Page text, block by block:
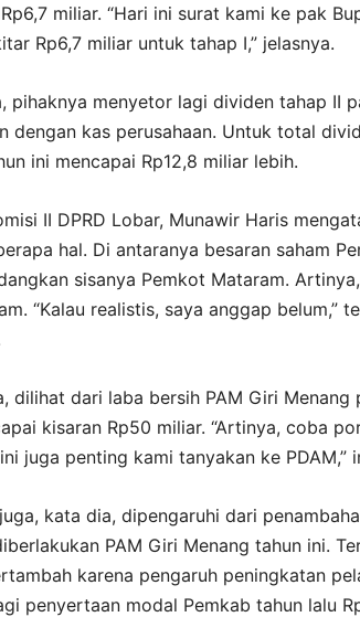
miliar. “Hari ini surat kami ke pak
Rp6,7 miliar untuk tahap I,” jelasnya.
pihaknya menyetor lagi dividen tahap II
dengan kas perusahaan. Untuk total
ini mencapai Rp12,8 miliar lebih.
II DPRD Lobar, Munawir Haris
hal. Di antaranya besaran saham
sisanya Pemkot Mataram.
“Kalau realistis, saya anggap belum,”
dilihat dari laba bersih PAM Giri
kisaran Rp50 miliar. “Artinya, coba
juga penting kami tanyakan ke PDAM,”
kata dia, dipengaruhi dari
PAM Giri Menang tahun ini.
karena pengaruh peningkatan
penyertaan modal Pemkab tahun lalu